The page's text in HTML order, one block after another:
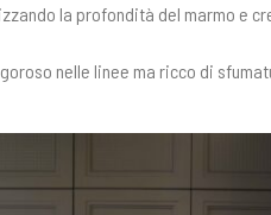
la profondità del marmo e
nelle linee ma ricco di